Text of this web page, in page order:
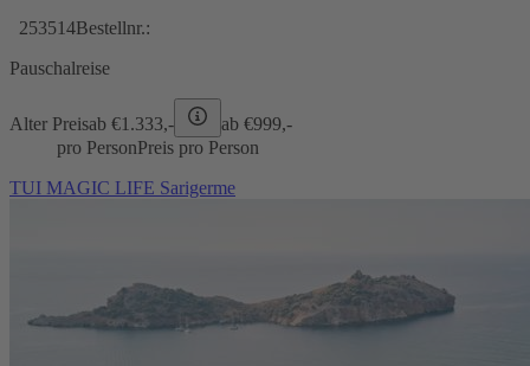
253514Bestellnr.:
Pauschalreise
Alter Preisab €1.333,- ab €999,-
pro PersonPreis pro Person
TUI MAGIC LIFE Sarigerme